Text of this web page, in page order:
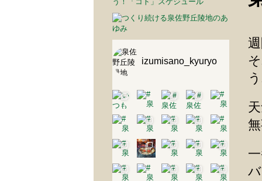
izumisano_kyuryo